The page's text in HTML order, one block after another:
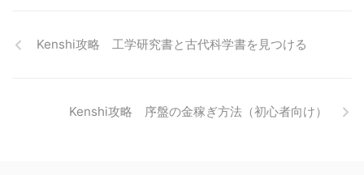
Kenshi攻略 工学研究書と古代科学書を見つける
Kenshi攻略 序盤の金稼ぎ方法（初心者向け）